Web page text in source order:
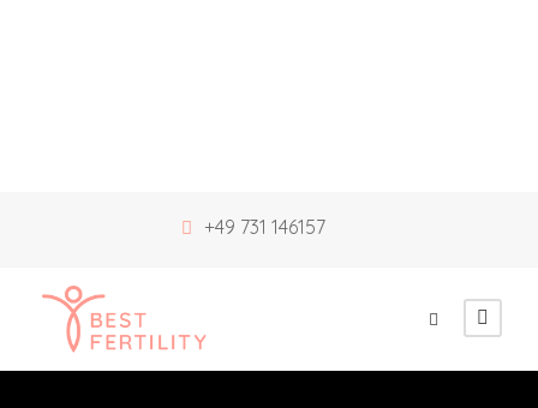
+49 731 146157